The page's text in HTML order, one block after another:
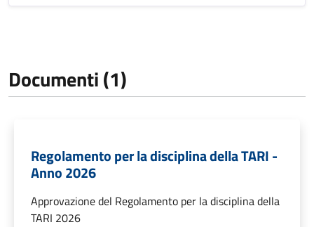
Documenti (1)
Regolamento per la disciplina della TARI -
Anno 2026
Approvazione del Regolamento per la disciplina della
TARI 2026